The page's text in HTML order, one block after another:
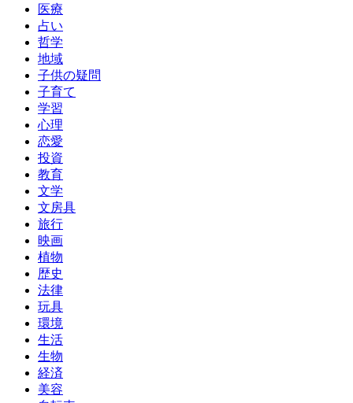
医療
占い
哲学
地域
子供の疑問
子育て
学習
心理
恋愛
投資
教育
文学
文房具
旅行
映画
植物
歴史
法律
玩具
環境
生活
生物
経済
美容